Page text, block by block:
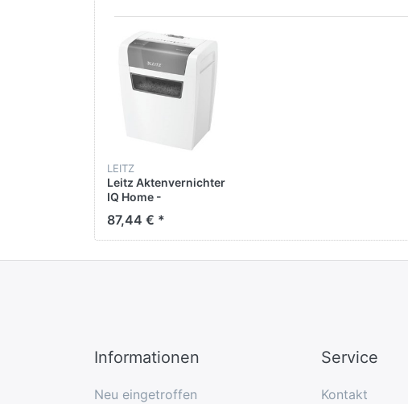
LEITZ
Leitz Aktenvernichter
IQ Home -
Blatt, weiß
87,44 € *
Informationen
Neu eingetroffen
Service
Kontakt